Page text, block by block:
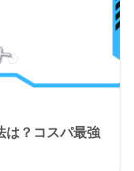
は？コスパ最強